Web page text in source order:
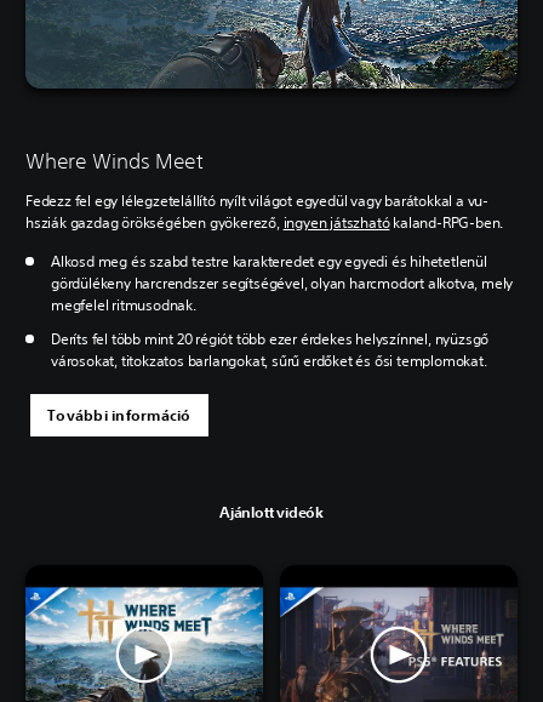
Where Winds Meet
Fedezz fel egy lélegzetelállító nyílt világot egyedül vagy barátokkal a vu-
hsziák gazdag örökségében gyökerező, ingyen játszhatókaland-RPG-ben.
Alkosd meg és szabd testre karakteredet egy egyedi és hihetetlenül
gördülékeny harcrendszer segítségével, olyan harcmodort alkotva, mely
megfelel ritmusodnak.
Deríts fel több mint 20 régiót több ezer érdekes helyszínnel, nyüzsgő
városokat, titokzatos barlangokat, sűrű erdőket és ősi templomokat.
További információ
Ajánlott videók